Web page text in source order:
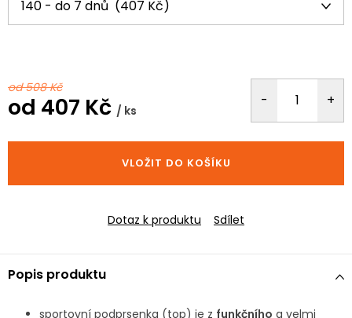
od 508 Kč
od 407 Kč / ks
cena:
VLOŽIT DO KOŠÍKU
Dotaz k produktu Sdílet
Popis produktu
sportovní podprsenka (top) je z funkčního a velmi